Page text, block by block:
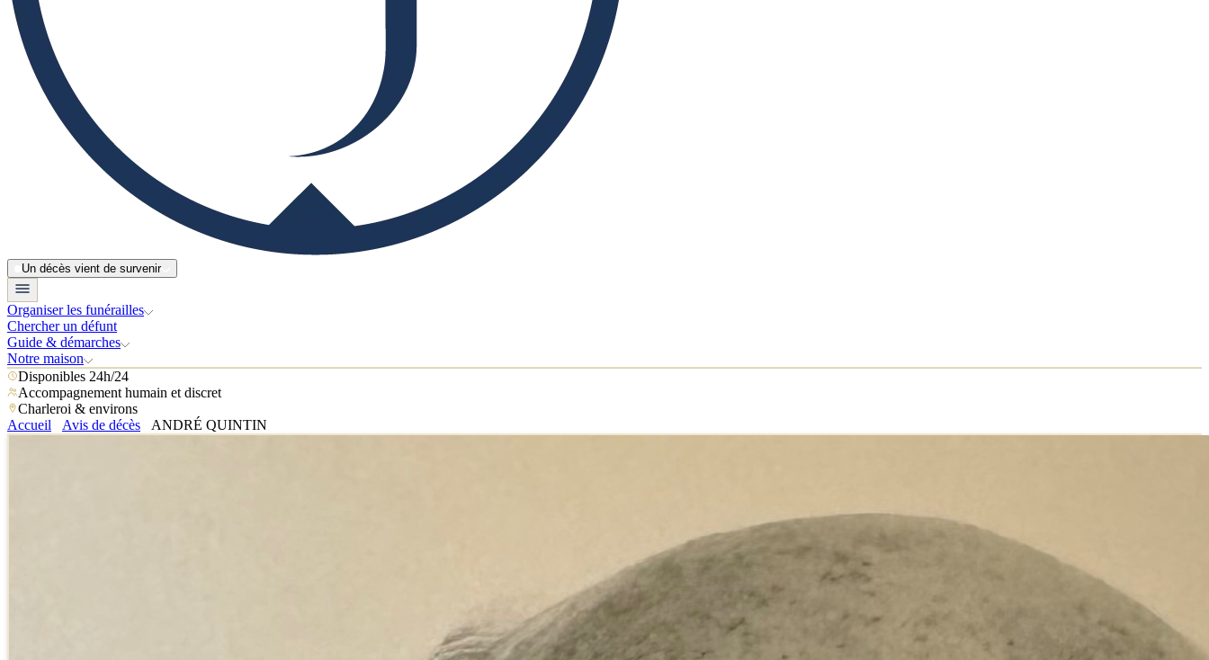
Un décès vient de survenir
Organiser les funérailles
Chercher un défunt
Guide & démarches
Notre maison
Disponibles 24h/24
Accompagnement humain et discret
Charleroi & environs
Accueil
Avis de décès ANDRÉ QUINTIN